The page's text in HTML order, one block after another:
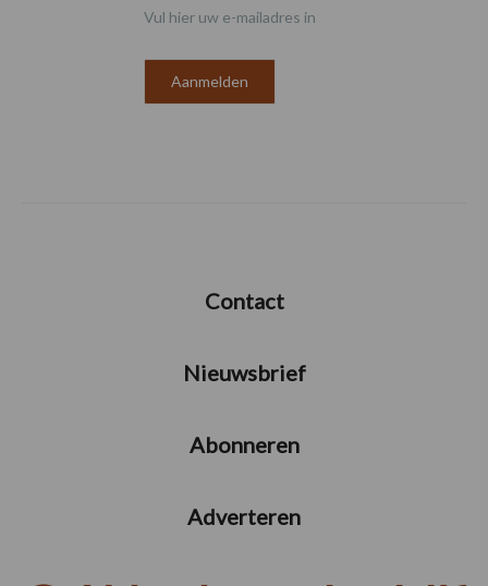
Vul hier uw e-mailadres in
Contact
Nieuwsbrief
Abonneren
Adverteren